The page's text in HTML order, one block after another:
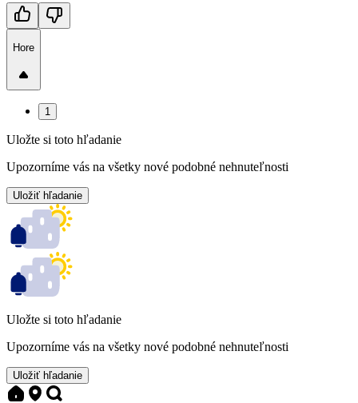
Hore
1
Uložte si toto hľadanie
Upozorníme vás na všetky nové podobné nehnuteľnosti
Uložiť hľadanie
Uložte si toto hľadanie
Upozorníme vás na všetky nové podobné nehnuteľnosti
Uložiť hľadanie